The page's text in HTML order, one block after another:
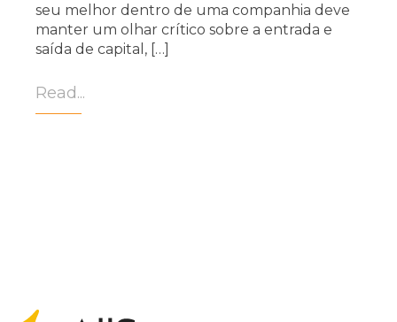
seu melhor dentro de uma companhia deve
manter um olhar crítico sobre a entrada e
saída de capital, […]
Read...